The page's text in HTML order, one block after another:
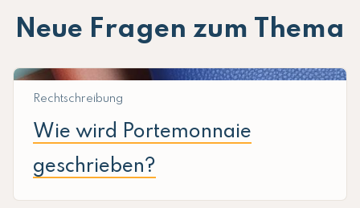
Neue Fragen zum Thema
Rechtschreibung
Wie wird Portemonnaie
geschrieben?